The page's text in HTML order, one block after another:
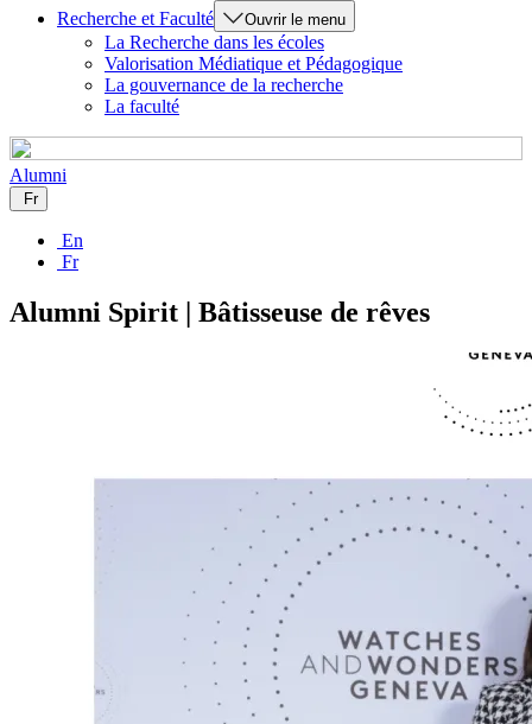
Recherche et Faculté
Ouvrir le menu
La Recherche dans les écoles
Valorisation Médiatique et Pédagogique
La gouvernance de la recherche
La faculté
Alumni
Fr
En
Fr
Alumni Spirit | Bâtisseuse de rêves